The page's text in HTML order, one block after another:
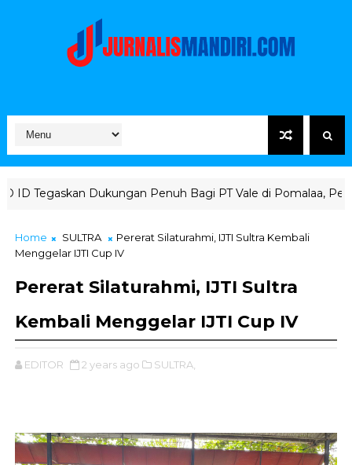
Penuh Bagi PT Vale di Pomalaa, Perkuat Kepastian
Home SULTRA
Pererat Silaturahmi, IJTI Sultra Kembali
Menggelar IJTI Cup IV
Pererat Silaturahmi, IJTI Sultra
Kembali Menggelar IJTI Cup IV
EDITOR 2 years ago SULTRA,